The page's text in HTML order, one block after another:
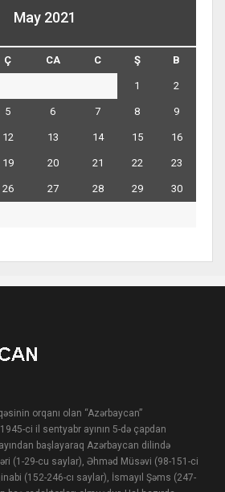
May 2021
Ç CA C Ş B
1 2
5 6 7 8 9
12 13 14 15 16
19 20 21 22 23
26 27 28 29 30
orqanı olan “Azərbaycan”
ci il sentyabr ayının 5-də çapdan
başlayaraq Azərbaycan dilində
(1-29-cu saylar), Əhməd Müsəvi (98-151-ci
(152-246-cı saylar), İsmayıl Şəms (247-